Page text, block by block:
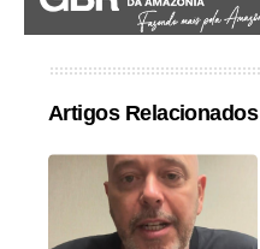
Artigos Relacionados